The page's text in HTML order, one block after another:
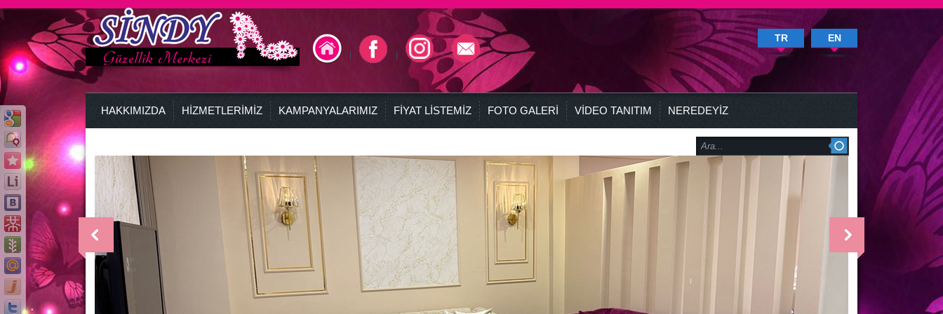
TR EN
HAKKIMIZDA HİZMETLERİMİZ KAMPANYALARIMIZ FİYAT LİSTEMİZ FOTO GALERİ VİDEO TANITIM NEREDEYİZ